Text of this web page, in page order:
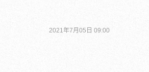
2021年7月05日 09:00